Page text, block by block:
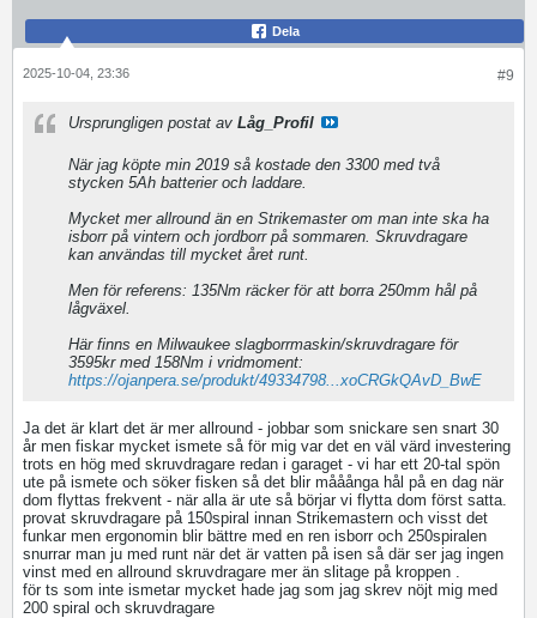
Dela
#9
2025-10-04, 23:36
Ursprungligen postat av Låg_Profil
När jag köpte min 2019 så kostade den 3300 med två
stycken 5Ah batterier och laddare.
Mycket mer allround än en Strikemaster om man inte ska ha
isborr på vintern och jordborr på sommaren. Skruvdragare
kan användas till mycket året runt.
Men för referens: 135Nm räcker för att borra 250mm hål på
lågväxel.
Här finns en Milwaukee slagborrmaskin/skruvdragare för
3595kr med 158Nm i vridmoment:
https://ojanpera.se/produkt/49334798...xoCRGkQAvD_BwE
Ja det är klart det är mer allround - jobbar som snickare sen snart 30
år men fiskar mycket ismete så för mig var det en väl värd investering
trots en hög med skruvdragare redan i garaget - vi har ett 20-tal spön
ute på ismete och söker fisken så det blir mååånga hål på en dag när
dom flyttas frekvent - när alla är ute så börjar vi flytta dom först satta.
provat skruvdragare på 150spiral innan Strikemastern och visst det
funkar men ergonomin blir bättre med en ren isborr och 250spiralen
snurrar man ju med runt när det är vatten på isen så där ser jag ingen
vinst med en allround skruvdragare mer än slitage på kroppen .
för ts som inte ismetar mycket hade jag som jag skrev nöjt mig med
200 spiral och skruvdragare